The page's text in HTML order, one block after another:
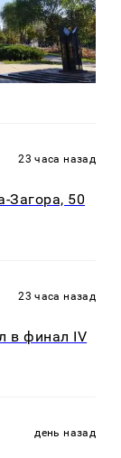
23 часа назад
Загора, 50
23 часа назад
в финал IV
день назад